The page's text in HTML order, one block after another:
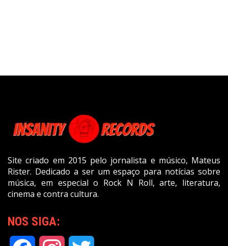
Site criado em 2015 pelo jornalista e músico, Mateus
Rister. Dedicado a ser um espaço para notícias sobre
música, em especial o Rock N Roll, arte, literatura,
cinema e contra cultura.
NOS SIGA: